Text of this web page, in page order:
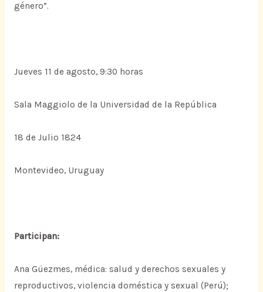
género”.
Jueves 11 de agosto, 9:30 horas
Sala Maggiolo de la Universidad de la República
18 de Julio 1824
Montevideo, Uruguay
Participan:
Ana Güezmes, médica: salud y derechos sexuales y
reproductivos, violencia doméstica y sexual (Perú);